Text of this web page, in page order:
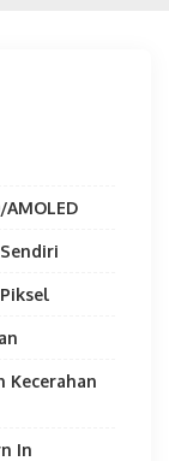
Kecerahan
In